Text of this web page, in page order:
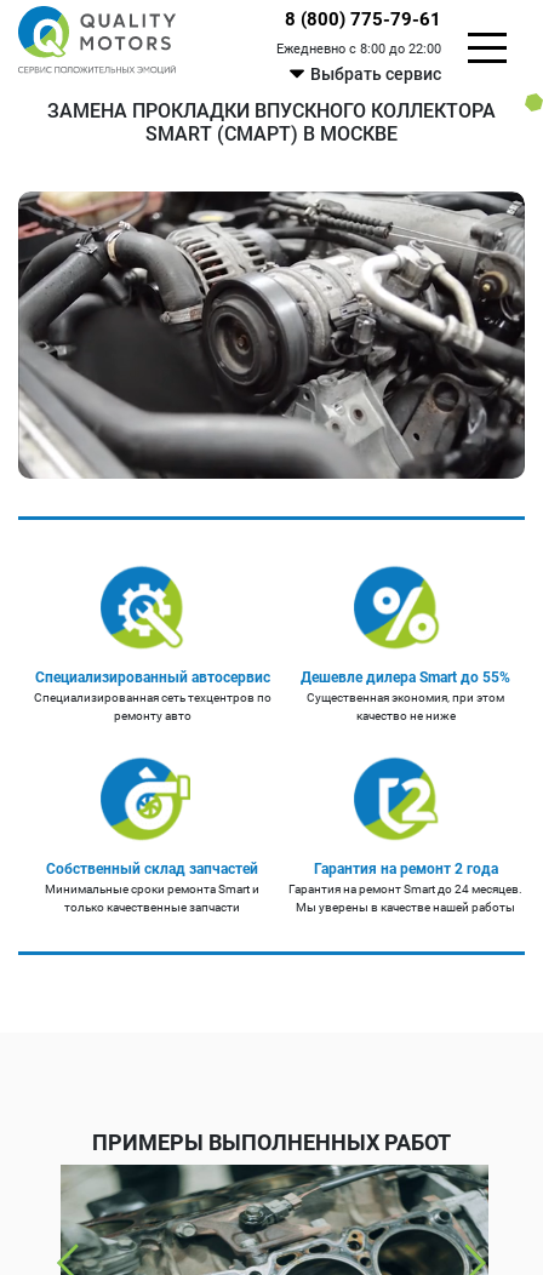
8 (800) 775-79-61
Ежедневно с 8:00 до 22:00
Выбрать сервис
ЗАМЕНА ПРОКЛАДКИ ВПУСКНОГО КОЛЛЕКТОРА
SMART (СМАРТ) В МОСКВЕ
Специализированный автосервис
Специализированная сеть техцентров по
ремонту авто
Дешевле дилера Smart до 55%
Существенная экономия, при этом
качество не ниже
Собственный склад запчастей
Минимальные сроки ремонта Smart и
только качественные запчасти
Гарантия на ремонт 2 года
Гарантия на ремонт Smart до 24 месяцев.
Мы уверены в качестве нашей работы
ПРИМЕРЫ ВЫПОЛНЕННЫХ РАБОТ